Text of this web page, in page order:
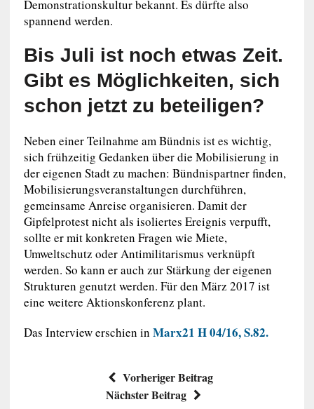
Demonstrationskultur bekannt. Es dürfte also
spannend werden.
Bis Juli ist noch etwas Zeit.
Gibt es Möglichkeiten, sich
schon jetzt zu beteiligen?
Neben einer Teilnahme am Bündnis ist es wichtig,
sich frühzeitig Gedanken über die Mobilisierung in
der eigenen Stadt zu machen: Bündnispartner finden,
Mobilisierungsveranstaltungen durchführen,
gemeinsame Anreise organisieren. Damit der
Gipfelprotest nicht als isoliertes Ereignis verpufft,
sollte er mit konkreten Fragen wie Miete,
Umweltschutz oder Antimilitarismus verknüpft
werden. So kann er auch zur Stärkung der eigenen
Strukturen genutzt werden. Für den März 2017 ist
eine weitere Aktionskonferenz plant.
Das Interview erschien in Marx21 H 04/16, S.82.
Vorheriger Beitrag
Nächster Beitrag